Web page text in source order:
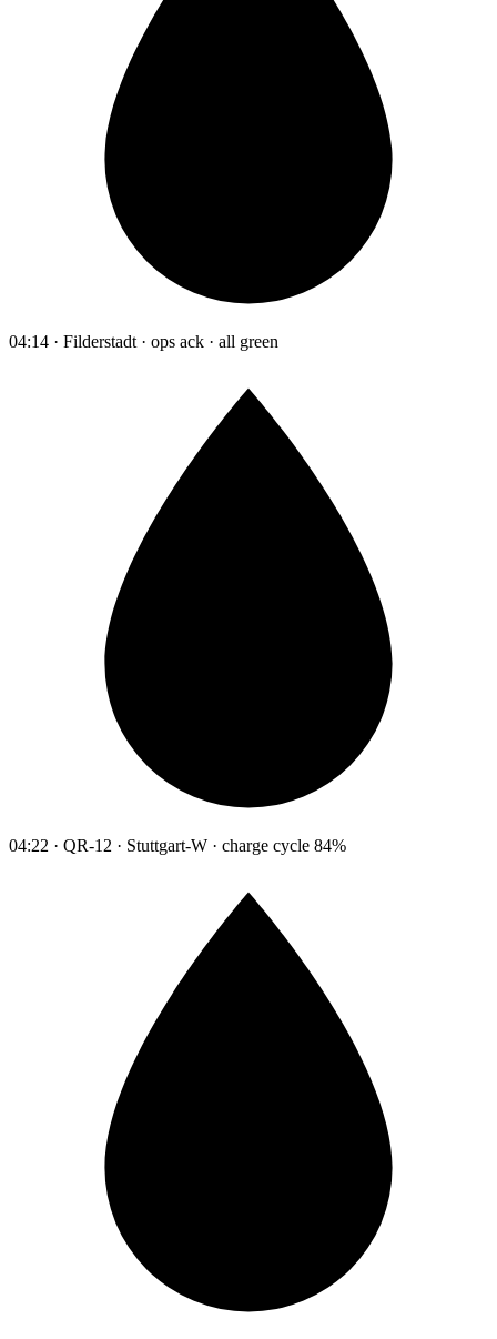
04:14 · Filderstadt · ops ack · all green
04:22 · QR-12 · Stuttgart-W · charge cycle 84%